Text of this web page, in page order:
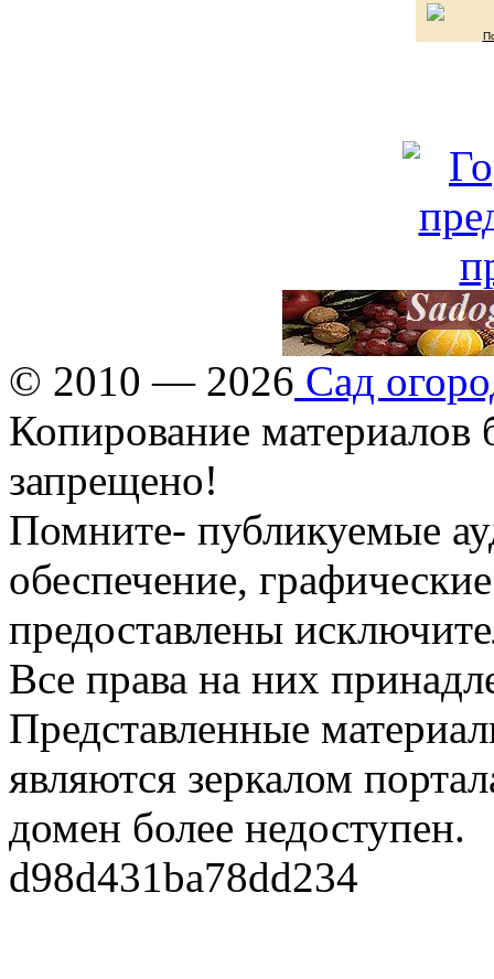
© 2010 — 2026 Сад
Копирование материалов
запрещено!
Помните- публикуемые
обеспечение,
предоставлены
Все права на них
Представленные
являются зеркалом
домен более недоступен.
d98d431ba78dd234